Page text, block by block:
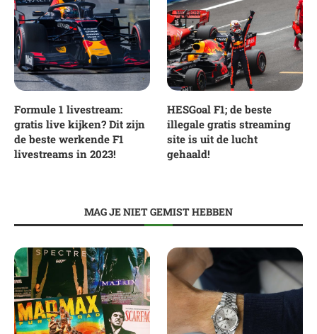
Formule 1 livestream:
gratis live kijken? Dit zijn
de beste werkende F1
livestreams in 2023!
HESGoal F1; de beste
illegale gratis streaming
site is uit de lucht
gehaald!
MAG JE NIET GEMIST HEBBEN